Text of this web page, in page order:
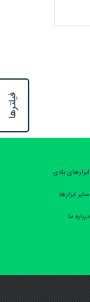
فیلترها
ابزارهای بادی
سایر ابزارها
درباره ما